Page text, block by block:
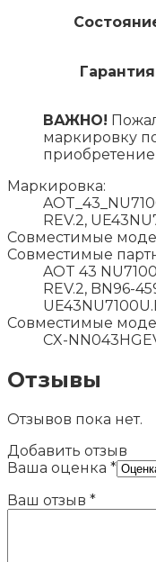
Гарантия
ВАЖНО!
маркировку
Маркировка:
REV.2,
Совместимые
Совместимые
AOT 43
REV.2, BN96-
Совместимые
CX-
Отзывы
Отзывов пока нет.
Добавить отзыв
Ваша оценка *
Ваш отзыв *